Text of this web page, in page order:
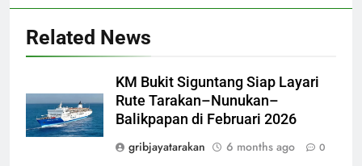
Related News
KM Bukit Siguntang Siap Layari
Rute Tarakan–Nunukan–
Balikpapan di Februari 2026
gribjayatarakan
6 months ago 0